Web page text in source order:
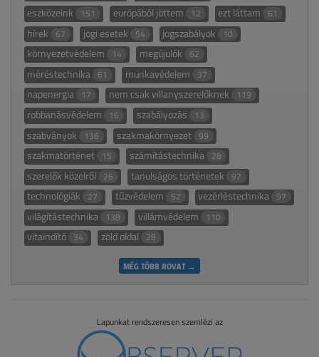
eszközeink 151 európából jöttem 12 ezt láttam 61
hírek 67 jogi esetek 54 jogszabályok 10
környezetvédelem 14 megújulók 62
méréstechnika 61 munkavédelem 37
napenergia 17 nem csak villanyszerelőknek 119
robbanásvédelem 16 szabályozás 13
szabványok 136 szakmakörnyezet 99
szakmatörténet 15 számítástechnika 28
szerelők közelről 26 tanulságos történetek 97
technológiák 27 tűzvédelem 52 vezérléstechnika 97
világítástechnika 138 villámvédelem 110
vitaindító 34 zöld oldal 28
MÉG TÖBB ROVAT →
Lapunkat rendszeresen szemlézi az